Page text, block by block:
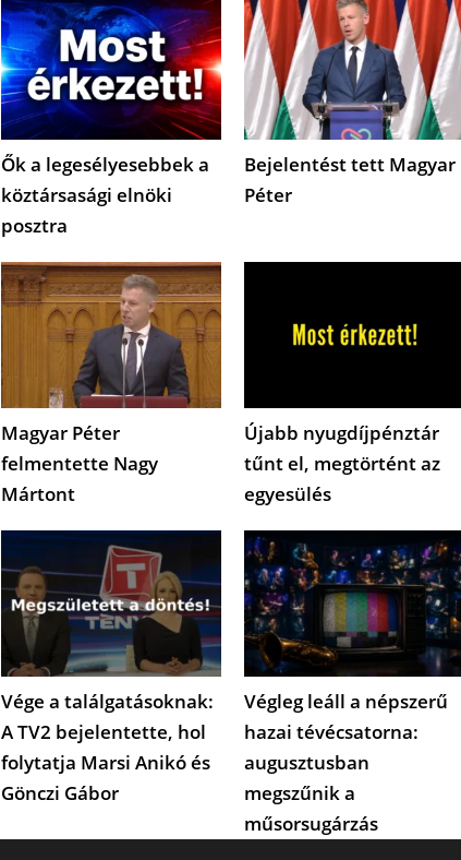
Ők a legesélyesebbek a
köztársasági elnöki
posztra
Bejelentést tett Magyar
Péter
Magyar Péter
felmentette Nagy
Mártont
Újabb nyugdíjpénztár
tűnt el, megtörtént az
egyesülés
Vége a találgatásoknak:
A TV2 bejelentette, hol
folytatja Marsi Anikó és
Gönczi Gábor
Végleg leáll a népszerű
hazai tévécsatorna:
augusztusban
megszűnik a
műsorsugárzás